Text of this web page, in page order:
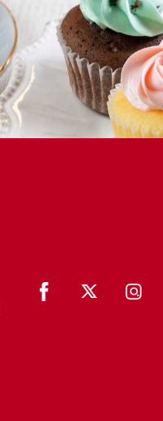
8月末まで）
月上旬）・同期会・同窓会・
・背番号｜お祝い・ギフト
ビール・ベビーシャワー